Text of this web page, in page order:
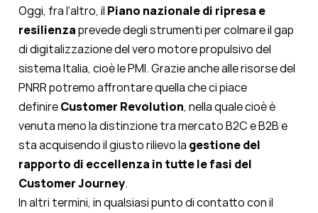
Oggi, fra l’altro, il Piano nazionale di ripresa e
resilienzaprevede degli strumenti per colmare il gap
di digitalizzazione del vero motore propulsivo del
sistema Italia, cioè le PMI. Grazie anche alle risorse del
PNRR potremo affrontare quella che ci piace
definireCustomer Revolution, nella quale cioè è
venuta meno la distinzione tra mercato B2C e B2B e
sta acquisendo il giusto rilievo la gestione del
rapporto di eccellenza in tutte le fasi del
Customer Journey.
In altri termini, in qualsiasi punto di contatto con il